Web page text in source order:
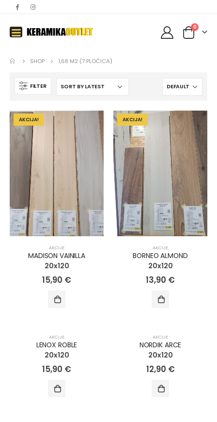
0
SHOP 1,68 M2 (7 PLOČICA)
FILTER
AKCIJA!
AKCIJE
MADISON VAINILLA
20x120
15,90 €
AKCIJA!
AKCIJE
BORNEO ALMOND
20x120
13,90 €
AKCIJE
LENOX ROBLE
20x120
15,90 €
AKCIJE
NORDIK ARCE
20x120
12,90 €